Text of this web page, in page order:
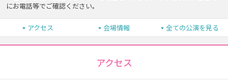
にお電話等でご確認ください。
アクセス 会場情報 全ての公演を見る
アクセス